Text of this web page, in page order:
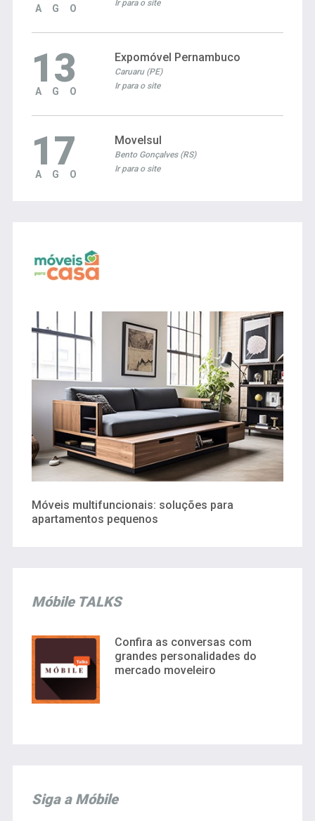
AGO Ir para o site
13
AGO
Expomóvel Pernambuco
Caruaru (PE)
Ir para o site
17
AGO
Movelsul
Bento Gonçalves (RS)
Ir para o site
Móveis multifuncionais: soluções para
apartamentos pequenos
Móbile TALKS
Confira as conversas com
grandes personalidades do
mercado moveleiro
Siga a Móbile